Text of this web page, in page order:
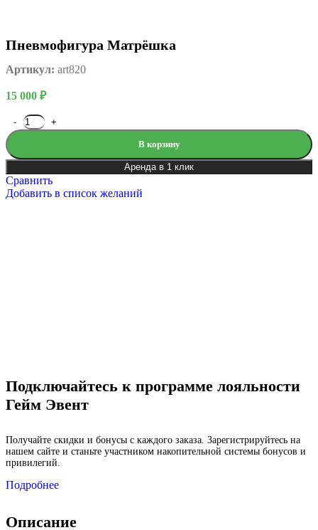
Пневмофигура Матрёшка
Артикул: art820
15 000 ₽
В корзину
Аренда в 1 клик
Сравнить
Добавить в список желаний
Подключайтесь к программе лояльности
Гейм Эвент
Получайте скидки и бонусы с каждого заказа. Зарегистрируйтесь на
нашем сайте и станьте участником накопительной системы бонусов и
привилегий.
Подробнее
Описание